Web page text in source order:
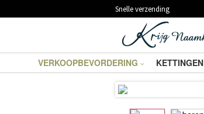
Snelle verzending
VERKOOPBEVORDERING KETTINGEN